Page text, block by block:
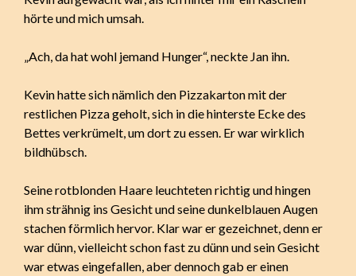
hörte und mich umsah.
„Ach, da hat wohl jemand Hunger“, neckte Jan ihn.
Kevin hatte sich nämlich den Pizzakarton mit der
restlichen Pizza geholt, sich in die hinterste Ecke des
Bettes verkrümelt, um dort zu essen. Er war wirklich
bildhübsch.
Seine rotblonden Haare leuchteten richtig und hingen
ihm strähnig ins Gesicht und seine dunkelblauen Augen
stachen förmlich hervor. Klar war er gezeichnet, denn er
war dünn, vielleicht schon fast zu dünn und sein Gesicht
war etwas eingefallen, aber dennoch gab er einen